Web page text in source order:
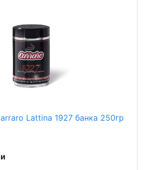
Lattina 1927 банка 250гр